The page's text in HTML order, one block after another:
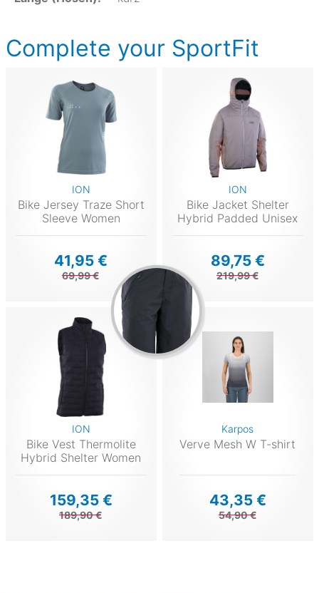
Complete your SportFit
ION
Bike Jersey Traze Short
Sleeve Women
41,95 €
69,99 €
ION
Bike Jacket Shelter
Hybrid Padded Unisex
89,75 €
219,99 €
ION
Bike Vest Thermolite
Hybrid Shelter Women
159,35 €
189,90 €
Karpos
Verve Mesh W T-shirt
43,35 €
54,90 €